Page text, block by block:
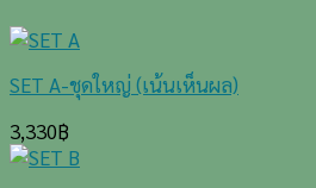
SET A-ชุดใหญ่ (เน้นเห็นผล)
3,330฿